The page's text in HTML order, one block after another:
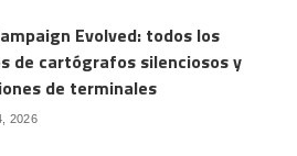
Evolved: todos los
de cartógrafos silenciosos y
de terminales
2026